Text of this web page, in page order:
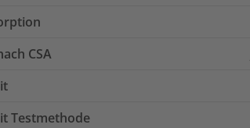
CSA
Testmethode